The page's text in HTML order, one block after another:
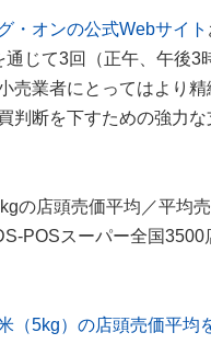
・オンの公式Webサイト
じて3回（正午、午後
売業者にとってはより
判断を下すための強力
の店頭売価平均／平
POSスーパー全国3500
5kg）の店頭売価平均